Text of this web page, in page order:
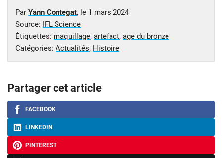
Par Yann Contegat, le 1 mars 2024
Source: IFL Science
Étiquettes: maquillage, artefact, age du bronze
Catégories: Actualités, Histoire
Partager cet article
FACEBOOK
LINKEDIN
PINTEREST